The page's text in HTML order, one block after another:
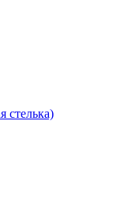
стелька)